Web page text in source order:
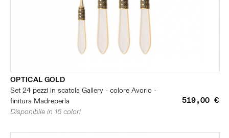
OPTICAL GOLD
Set 24 pezzi in scatola Gallery - colore Avorio -
finitura Madreperla
519,00 €
Disponibile in 16 colori